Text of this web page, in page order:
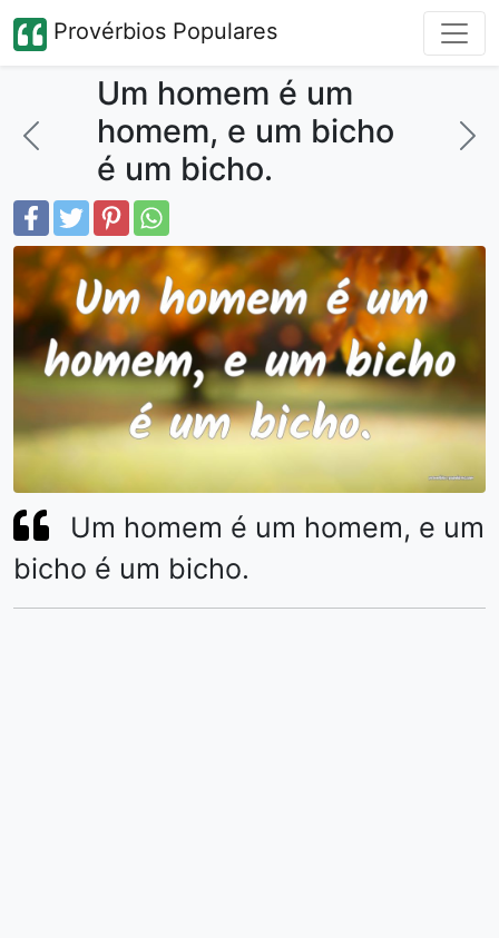
Provérbios Populares
Um homem é um
homem, e um bicho
é um bicho.
Um homem é um homem, e um
bicho é um bicho.